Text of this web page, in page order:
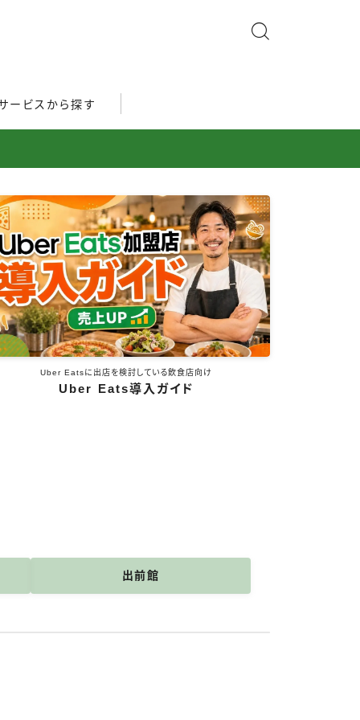
ービスから探す
Uber Eatsに出店を検討している飲食店向け
Uber Eats導入ガイド
出前館